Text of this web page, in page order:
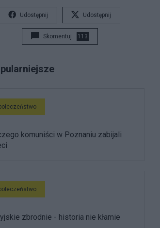
Udostępnij Udostępnij
Skomentuj 113
komuniści w Poznaniu zabijali
zbrodnie - historia nie kłamie